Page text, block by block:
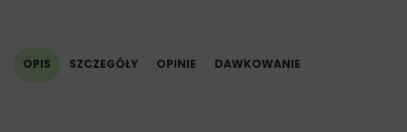
OPIS SZCZEGÓŁY OPINIE DAWKOWANIE